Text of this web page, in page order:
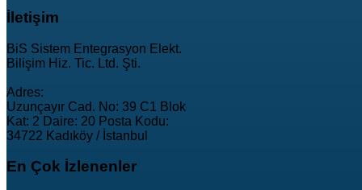
İletişim
BiS Sistem Entegrasyon Elekt.
Bilişim Hiz. Tic. Ltd. Şti.
Adres:
Uzunçayır Cad. No: 39 C1 Blok
Kat: 2 Daire: 20 Posta Kodu:
34722 Kadıköy / İstanbul
En Çok İzlenenler